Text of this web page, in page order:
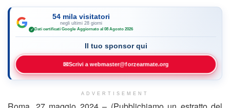
54 mila visitatori
negli ultimi 28 giorni
✓ Dati certificati Google·Aggiornato al 08 Agosto 2026
Il tuo sponsor qui
✉Scrivi a webmaster@forzearmate.org
ADVERTISEMENT